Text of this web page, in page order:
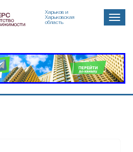
Харьков и
Харьковская
область